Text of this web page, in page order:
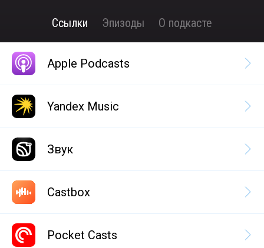
Ссылки Эпизоды О подкасте
Apple Podcasts
Yandex Music
Звук
Castbox
Pocket Casts